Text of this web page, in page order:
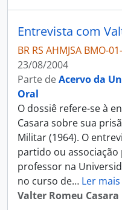
Entrevista com
BR RS AHMJSA BMO-
23/08/2004
Parte deAcervo da
Oral
O dossiê refere-se à
Casara sobre sua
Militar (1964). O
partido ou
professor na
no curso de… Ler mais
Valter Romeu Casara